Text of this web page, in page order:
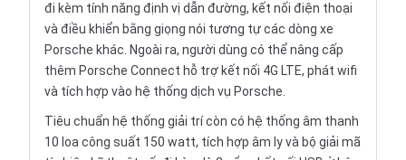
đi kèm tính năng định vị dẫn đường, kết nối điện thoại
và điều khiển bằng giọng nói tương tự các dòng xe
Porsche khác. Ngoài ra, người dùng có thể nâng cấp
thêm Porsche Connect hỗ trợ kết nối 4G LTE, phát wifi
và tích hợp vào hệ thống dịch vụ Porsche.
Tiêu chuẩn hệ thống giải trí còn có hệ thống âm thanh
10 loa công suất 150 watt, tích hợp âm ly và bộ giải mã